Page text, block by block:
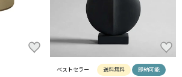
ベストセラー 送料無料 即納可能